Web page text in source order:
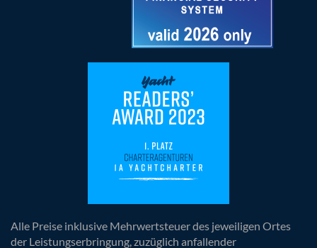
Alle Preise inklusive Mehrwertsteuer des jeweiligen Ortes
der Leistungserbringung, zuzüglich anfallender